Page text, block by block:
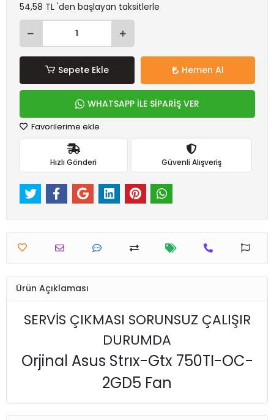
54,58 TL 'den başlayan taksitlerle
Sepete Ekle Hemen Al
WHATSAPP İLE SİPARİŞ VER
Favorilerime ekle
Hızlı Gönderi Güvenli Alışveriş
Ürün Açıklaması
SERVİS ÇIKMASI SORUNSUZ ÇALIŞIR
DURUMDA
Orjinal Asus Strıx-Gtx 750TI-OC-
2GD5 Fan